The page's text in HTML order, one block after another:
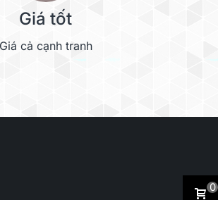
Giá tốt
Giá cả cạnh tranh
0